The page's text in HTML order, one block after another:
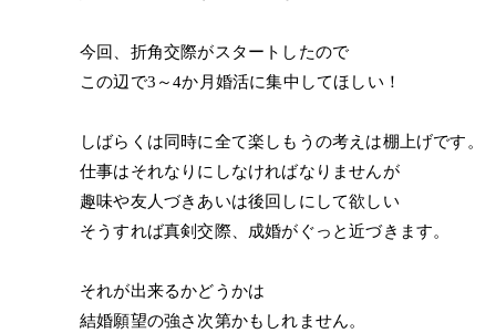
今回、折角交際がスタートしたので
この辺で3～4か月婚活に集中してほしい！
しばらくは同時に全て楽しもうの考えは棚上げです。
仕事はそれなりにしなければなりませんが
趣味や友人づきあいは後回しにして欲しい
そうすれば真剣交際、成婚がぐっと近づきます。
それが出来るかどうかは
結婚願望の強さ次第かもしれません。